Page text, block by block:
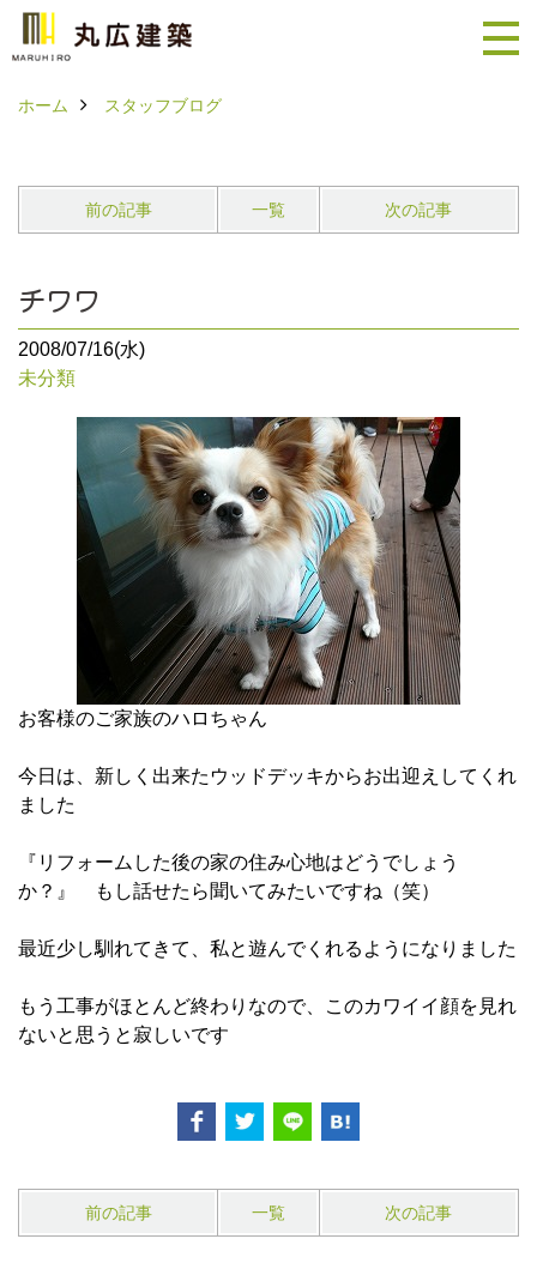
ホーム スタッフブログ
前の記事 一覧 次の記事
チワワ
2008/07/16(水)
未分類
お客様のご家族のハロちゃん
今日は、新しく出来たウッドデッキからお出迎えしてくれ
ました
『リフォームした後の家の住み心地はどうでしょう
か？』 もし話せたら聞いてみたいですね（笑）
最近少し馴れてきて、私と遊んでくれるようになりました
もう工事がほとんど終わりなので、このカワイイ顔を見れ
ないと思うと寂しいです
前の記事 一覧 次の記事